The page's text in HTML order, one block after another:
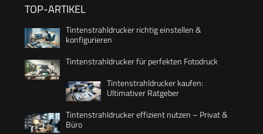
TOP-ARTIKEL
Tintenstrahldrucker richtig einstellen &
konfigurieren
Tintenstrahldrucker für perfekten Fotodruck
Tintenstrahldrucker kaufen:
Ultimativer Ratgeber
Tintenstrahldrucker effizient nutzen – Privat &
Büro